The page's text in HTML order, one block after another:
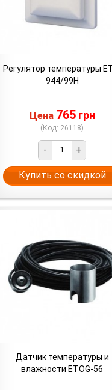
Регулятор температуры
944/99Н
Цена 765 грн
(Код: 26118)
- +
Купить со скидкой
Датчик температуры и
влажности ETOG-56